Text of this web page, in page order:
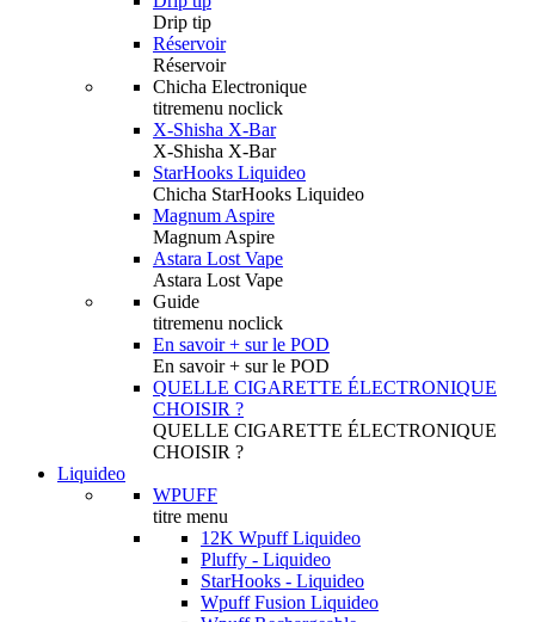
Drip tip
Réservoir
Réservoir
Chicha Electronique
titremenu noclick
X-Shisha X-Bar
X-Shisha X-Bar
StarHooks Liquideo
Chicha StarHooks Liquideo
Magnum Aspire
Magnum Aspire
Astara Lost Vape
Astara Lost Vape
Guide
titremenu noclick
En savoir + sur le POD
En savoir + sur le POD
QUELLE CIGARETTE ÉLECTRONIQUE
CHOISIR ?
QUELLE CIGARETTE ÉLECTRONIQUE
CHOISIR ?
Liquideo
WPUFF
titre menu
12K Wpuff Liquideo
Pluffy - Liquideo
StarHooks - Liquideo
Wpuff Fusion Liquideo